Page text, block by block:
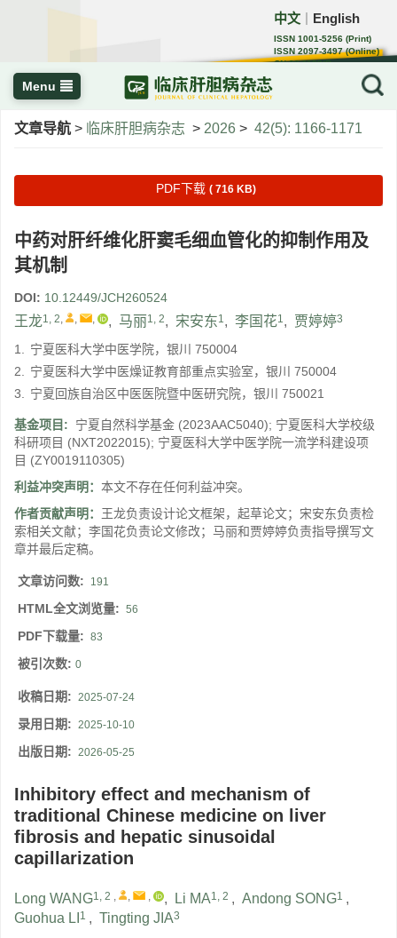
中文 English
ISSN 1001-5256 (Print)
ISSN 2097-3497 (Online)
CN 22-1108/R
Menu
文章导航 > 临床肝胆病杂志 > 2026 > 42(5): 1166-1171
PDF下载 ( 716 KB)
中药对肝纤维化肝窦毛细血管化的抑制作用及
其机制
DOI: 10.12449/JCH260524
王龙1, 2, , , , 马丽1, 2, 宋安东1, 李国花1, 贾婷婷3
1. 宁夏医科大学中医学院，银川 750004
2. 宁夏医科大学中医燥证教育部重点实验室，银川 750004
3. 宁夏回族自治区中医医院暨中医研究院，银川 750021
基金项目: 宁夏自然科学基金 (2023AAC5040); 宁夏医科大学校级
科研项目 (NXT2022015); 宁夏医科大学中医学院一流学科建设项
目 (ZY0019110305)
利益冲突声明： 本文不存在任何利益冲突。
作者贡献声明： 王龙负责设计论文框架，起草论文；宋安东负责检
索相关文献；李国花负责论文修改；马丽和贾婷婷负责指导撰写文
章并最后定稿。
文章访问数: 191
HTML全文浏览量: 56
PDF下载量: 83
被引次数: 0
收稿日期: 2025-07-24
录用日期: 2025-10-10
出版日期: 2026-05-25
Inhibitory effect and mechanism of
traditional Chinese medicine on liver
fibrosis and hepatic sinusoidal
capillarization
Long WANG1, 2 , , , , Li MA1, 2 , Andong SONG1 ,
Guohua LI 1 , Tingting JIA3